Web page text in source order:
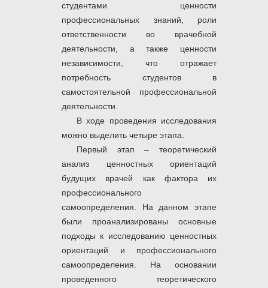
студентами ценности
профессиональных знаний, роли
ответственности во врачебной
деятельности, а также ценности
независимости, что отражает
потребность студентов в
самостоятельной профессиональной
деятельности.
В ходе проведения исследования
можно выделить четыре этапа.
Первый этап – теоретический
анализ ценностных ориентаций
будущих врачей как фактора их
профессионального
самоопределения. На данном этапе
были проанализированы основные
подходы к исследованию ценностных
ориентаций и профессионального
самоопределения. На основании
проведенного теоретического